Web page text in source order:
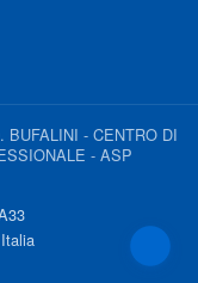
- CENTRO DI
- ASP